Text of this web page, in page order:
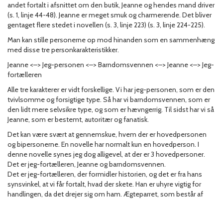
andet fortalt i afsnittet om den butik, Jeanne og hendes mand driver
(s. 1, linje 44-48). Jeanne er meget smuk og charmerende. Det bliver
gentaget flere stedet i novellen (s. 3, linje 223) (s. 3, linje 224-225).
Man kan stille personerne op mod hinanden som en sammenhæng
med disse tre personkarakteristikker.
Jeanne <–> Jeg-personen <–> Barndomsvennen <–> Jeanne <–> Jeg-
fortælleren
Alle tre karakterer er vidt forskellige. Vi har jeg-personen, som er den
tvivlsomme og forsigtige type. Så har vi barndomsvennen, som er
den lidt mere selvsikre type, og som er hævngerrig. Til sidst har vi så
Jeanne, som er bestemt, autoritær og fanatisk.
Det kan være svært at gennemskue, hvem der er hovedpersonen
og bipersonerne. En novelle har normalt kun en hovedperson. I
denne novelle synes jeg dog alligevel, at der er 3 hovedpersoner.
Det er jeg-fortælleren, Jeanne og barndomsvennen.
Det er jeg-fortælleren, der formidler historien, og det er fra hans
synsvinkel, at vi får fortalt, hvad der skete. Han er uhyre vigtig for
handlingen, da det drejer sig om ham. Ægteparret, som består af